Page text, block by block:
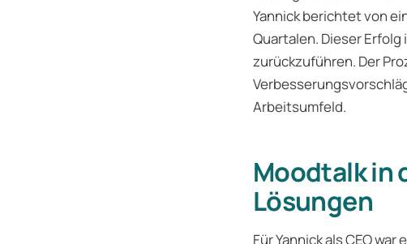
Yannick berichtet von
Quartalen. Dieser
zurückzuführen. Der
Arbeitsumfeld.
Moodtalk in
Lösungen
Für Yannick als CEO